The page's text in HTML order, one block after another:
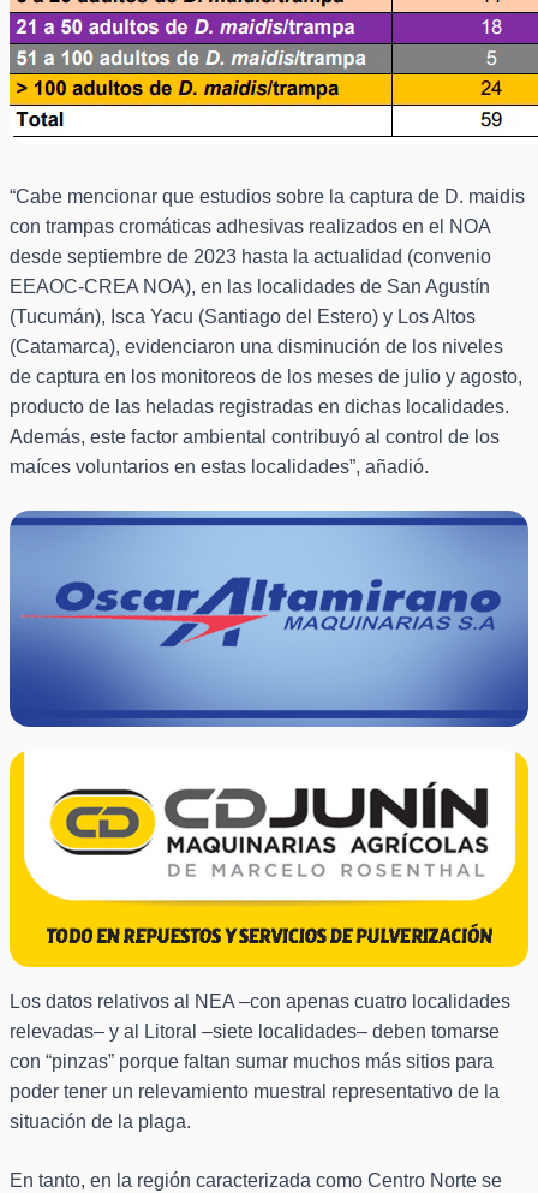
“Cabe mencionar que estudios sobre la captura de D. maidis
con trampas cromáticas adhesivas realizados en el NOA
desde septiembre de 2023 hasta la actualidad (convenio
EEAOC-CREA NOA), en las localidades de San Agustín
(Tucumán), Isca Yacu (Santiago del Estero) y Los Altos
(Catamarca), evidenciaron una disminución de los niveles
de captura en los monitoreos de los meses de julio y agosto,
producto de las heladas registradas en dichas localidades.
Además, este factor ambiental contribuyó al control de los
maíces voluntarios en estas localidades”, añadió.
Los datos relativos al NEA –con apenas cuatro localidades
relevadas– y al Litoral –siete localidades– deben tomarse
con “pinzas” porque faltan sumar muchos más sitios para
poder tener un relevamiento muestral representativo de la
situación de la plaga.
En tanto, en la región caracterizada como Centro Norte se